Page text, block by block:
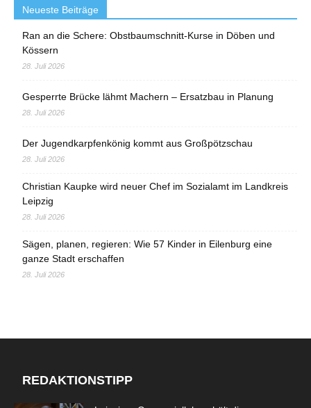
Neueste Beiträge
Ran an die Schere: Obstbaumschnitt-Kurse in Döben und
Kössern
28. Juli 2026
Gesperrte Brücke lähmt Machern – Ersatzbau in Planung
28. Juli 2026
Der Jugendkarpfenkönig kommt aus Großpötzschau
28. Juli 2026
Christian Kaupke wird neuer Chef im Sozialamt im Landkreis
Leipzig
28. Juli 2026
Sägen, planen, regieren: Wie 57 Kinder in Eilenburg eine
ganze Stadt erschaffen
28. Juli 2026
REDAKTIONSTIPP